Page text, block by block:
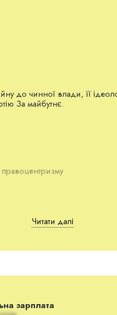
до чинної влади, її
За майбутнє.
2015 року.
Таким чином за даними
2015 року.
Читати далі
зарплата